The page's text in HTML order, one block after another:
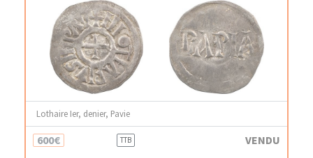
Lothaire Ier, denier, Pavie
600€ TTB VENDU